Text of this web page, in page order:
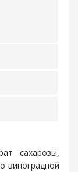
сахарозы,
виноградной